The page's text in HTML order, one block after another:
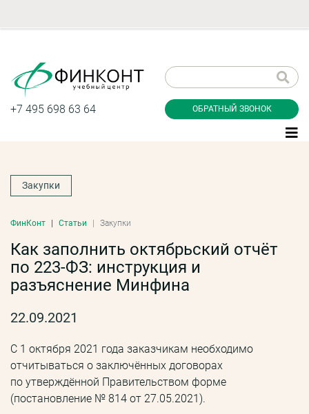
+7 495 698 63 64 ОБРАТНЫЙ ЗВОНОК
Закупки
ФинКонт Статьи Закупки
Как заполнить октябрьский отчёт
по 223-ФЗ: инструкция и
разъяснение Минфина
22.09.2021
С 1 октября 2021 года заказчикам необходимо
отчитываться о заключённых договорах
по утверждённой Правительством форме
(постановление № 814 от 27.05.2021).
звонок
конфиденциальности
Заказать